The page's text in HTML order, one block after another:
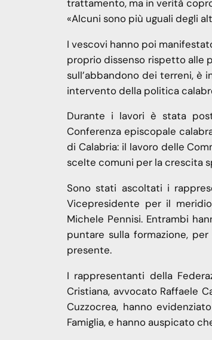
trattamento, ma in verità
«Alcuni sono più uguali degli
I vescovi hanno poi
proprio dissenso rispetto alle
sull’abbandono dei terreni, è
intervento della politica
Durante i lavori è stata
Conferenza episcopale
di Calabria: il lavoro delle
scelte comuni per la crescita
Sono stati ascoltati i
Vicepresidente per il
Michele Pennisi. Entrambi
puntare sulla formazione,
presente.
I rappresentanti della
Cristiana, avvocato Raffaele
Cuzzocrea, hanno
Famiglia, e hanno auspicato